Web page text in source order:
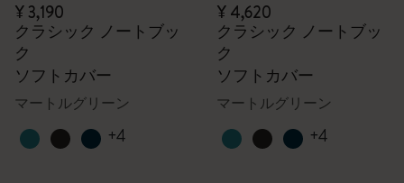
¥ 3,190
クラシック ノートブッ
ク
ソフトカバー
マートルグリーン
+4
¥ 4,620
クラシック ノートブッ
ク
ソフトカバー
マートルグリーン
+4